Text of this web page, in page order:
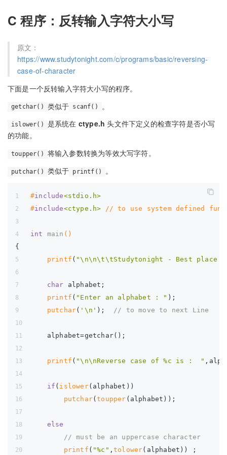
C 程序：反转输入字符大小写
原文：
https://www.studytonight.com/c/programs/basic/reversing-
case-of-character
下面是一个反转输入字符大小写的程序。
getchar() 类似于 scanf() 。
islower() 是系统在 ctype.h 头文件下定义的检查字符是否小写
的功能。
toupper() 将输入参数转换为等效大写字符。
putchar() 类似于 printf() 。
#include<stdio.h>
#include<ctype.h> // to use system defined
int main ()
{
printf ( "\n\n\t\tStudytonight - Best place
char alphabet;
printf ( "Enter an alphabet : " );
putchar( '\n' ); // to move to next Line
    alphabet=getchar();
printf ( "\n\nReverse case of %c is :  "
if ( islower(alphabet))
putchar(toupper (alphabet));
else
// must be an uppercase character
printf ( "%c" ,tolower(alphabet)) ;